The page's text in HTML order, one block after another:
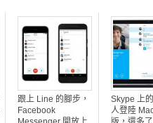
跟上 Line 的腳步，
Facebook
Skype 上
人登陸